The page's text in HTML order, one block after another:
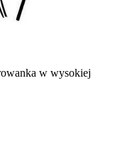
w wysokiej